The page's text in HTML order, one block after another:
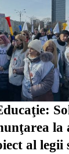
la
al legii